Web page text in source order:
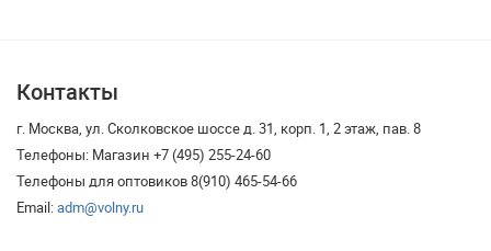
Контакты
г. Москва, ул. Сколковское шоссе д. 31, корп. 1, 2 этаж, пав. 8
Телефоны: Магазин +7 (495) 255-24-60
Телефоны для оптовиков 8(910) 465-54-66
Email:adm@volny.ru